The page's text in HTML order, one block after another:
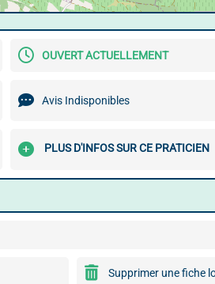
OUVERT ACTUELLEMENT
Avis Indisponibles
PLUS D'INFOS SUR CE PRATICIEN
Supprimer une fiche